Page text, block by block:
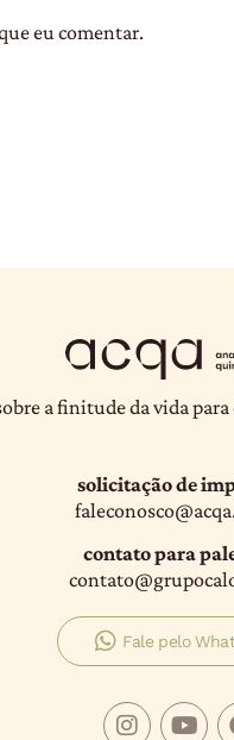
eu comentar.
a finitude da vida
solicitação de
contato para
Fale pelo